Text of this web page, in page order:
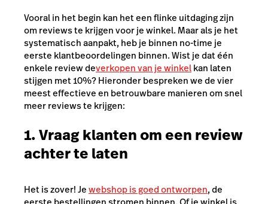
Vooral in het begin kan het een flinke uitdaging zijn
om reviews te krijgen voor je winkel. Maar als je het
systematisch aanpakt, heb je binnen no-time je
eerste klantbeoordelingen binnen. Wist je dat één
enkele review deverkopen van je winkelkan laten
stijgen met 10%? Hieronder bespreken we de vier
meest effectieve en betrouwbare manieren om snel
meer reviews te krijgen:
1. Vraag klanten om een review
achter te laten
Het is zover! Jewebshop is goed ontworpen, de